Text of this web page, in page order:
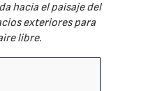
hacia el paisaje del
exteriores para
libre.